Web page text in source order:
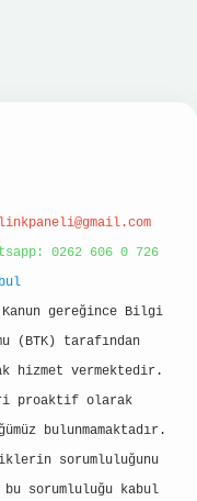
0262 606 0 726
gereğince Bilgi
(BTK) tarafından
hizmet vermektedir.
proaktif olarak
bulunmamaktadır.
sorumluluğunu
sorumluluğu kabul